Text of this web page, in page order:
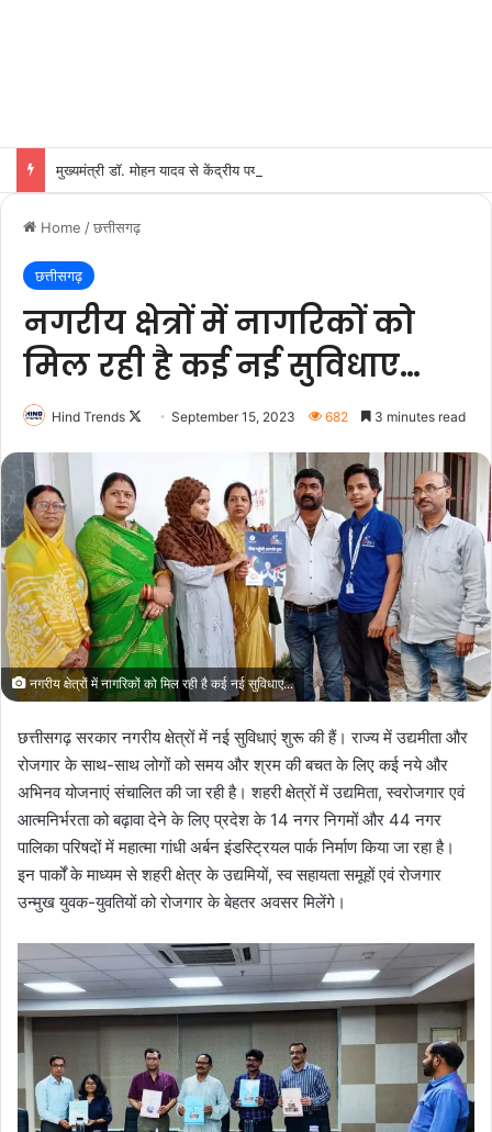
Home /छत्तीसगढ़
छत्तीसगढ़
नगरीय क्षेत्रों में नागरिकों को
मिल रही है कई नई सुविधाए…
Hind Trends
FollowSeptember 15, 2023 682 3 minutes read
नगरीय क्षेत्रों में नागरिकों को मिल रही है कई नई सुविधाए...
छत्तीसगढ़ सरकार नगरीय क्षेत्रों में नई सुविधाएं शुरू की हैं। राज्य में उद्यमीता और
रोजगार के साथ-साथ लोगों को समय और श्रम की बचत के लिए कई नये और
अभिनव योजनाएं संचालित की जा रही है। शहरी क्षेत्रों में उद्यमिता, स्वरोजगार एवं
आत्मनिर्भरता को बढ़ावा देने के लिए प्रदेश के 14 नगर निगमों और 44 नगर
पालिका परिषदों में महात्मा गांधी अर्बन इंडस्ट्रियल पार्क निर्माण किया जा रहा है।
इन पार्कों के माध्यम से शहरी क्षेत्र के उद्यमियों, स्व सहायता समूहों एवं रोजगार
उन्मुख युवक-युवतियों को रोजगार के बेहतर अवसर मिलेंगे।